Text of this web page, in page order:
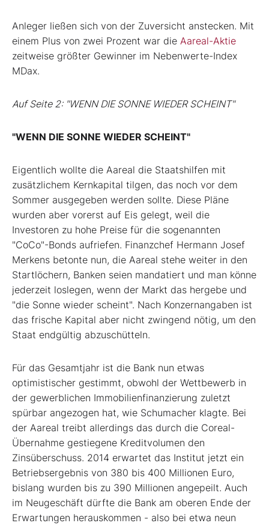
Anleger ließen sich von der Zuversicht anstecken. Mit
einem Plus von zwei Prozent war die Aareal-Aktie
zeitweise größter Gewinner im Nebenwerte-Index
MDax.
Auf Seite 2: "WENN DIE SONNE WIEDER SCHEINT"
"WENN DIE SONNE WIEDER SCHEINT"
Eigentlich wollte die Aareal die Staatshilfen mit
zusätzlichem Kernkapital tilgen, das noch vor dem
Sommer ausgegeben werden sollte. Diese Pläne
wurden aber vorerst auf Eis gelegt, weil die
Investoren zu hohe Preise für die sogenannten
"CoCo"-Bonds aufriefen. Finanzchef Hermann Josef
Merkens betonte nun, die Aareal stehe weiter in den
Startlöchern, Banken seien mandatiert und man könne
jederzeit loslegen, wenn der Markt das hergebe und
"die Sonne wieder scheint". Nach Konzernangaben ist
das frische Kapital aber nicht zwingend nötig, um den
Staat endgültig abzuschütteln.
Für das Gesamtjahr ist die Bank nun etwas
optimistischer gestimmt, obwohl der Wettbewerb in
der gewerblichen Immobilienfinanzierung zuletzt
spürbar angezogen hat, wie Schumacher klagte. Bei
der Aareal treibt allerdings das durch die Coreal-
Übernahme gestiegene Kreditvolumen den
Zinsüberschuss. 2014 erwartet das Institut jetzt ein
Betriebsergebnis von 380 bis 400 Millionen Euro,
bislang wurden bis zu 390 Millionen angepeilt. Auch
im Neugeschäft dürfte die Bank am oberen Ende der
Erwartungen herauskommen - also bei etwa neun